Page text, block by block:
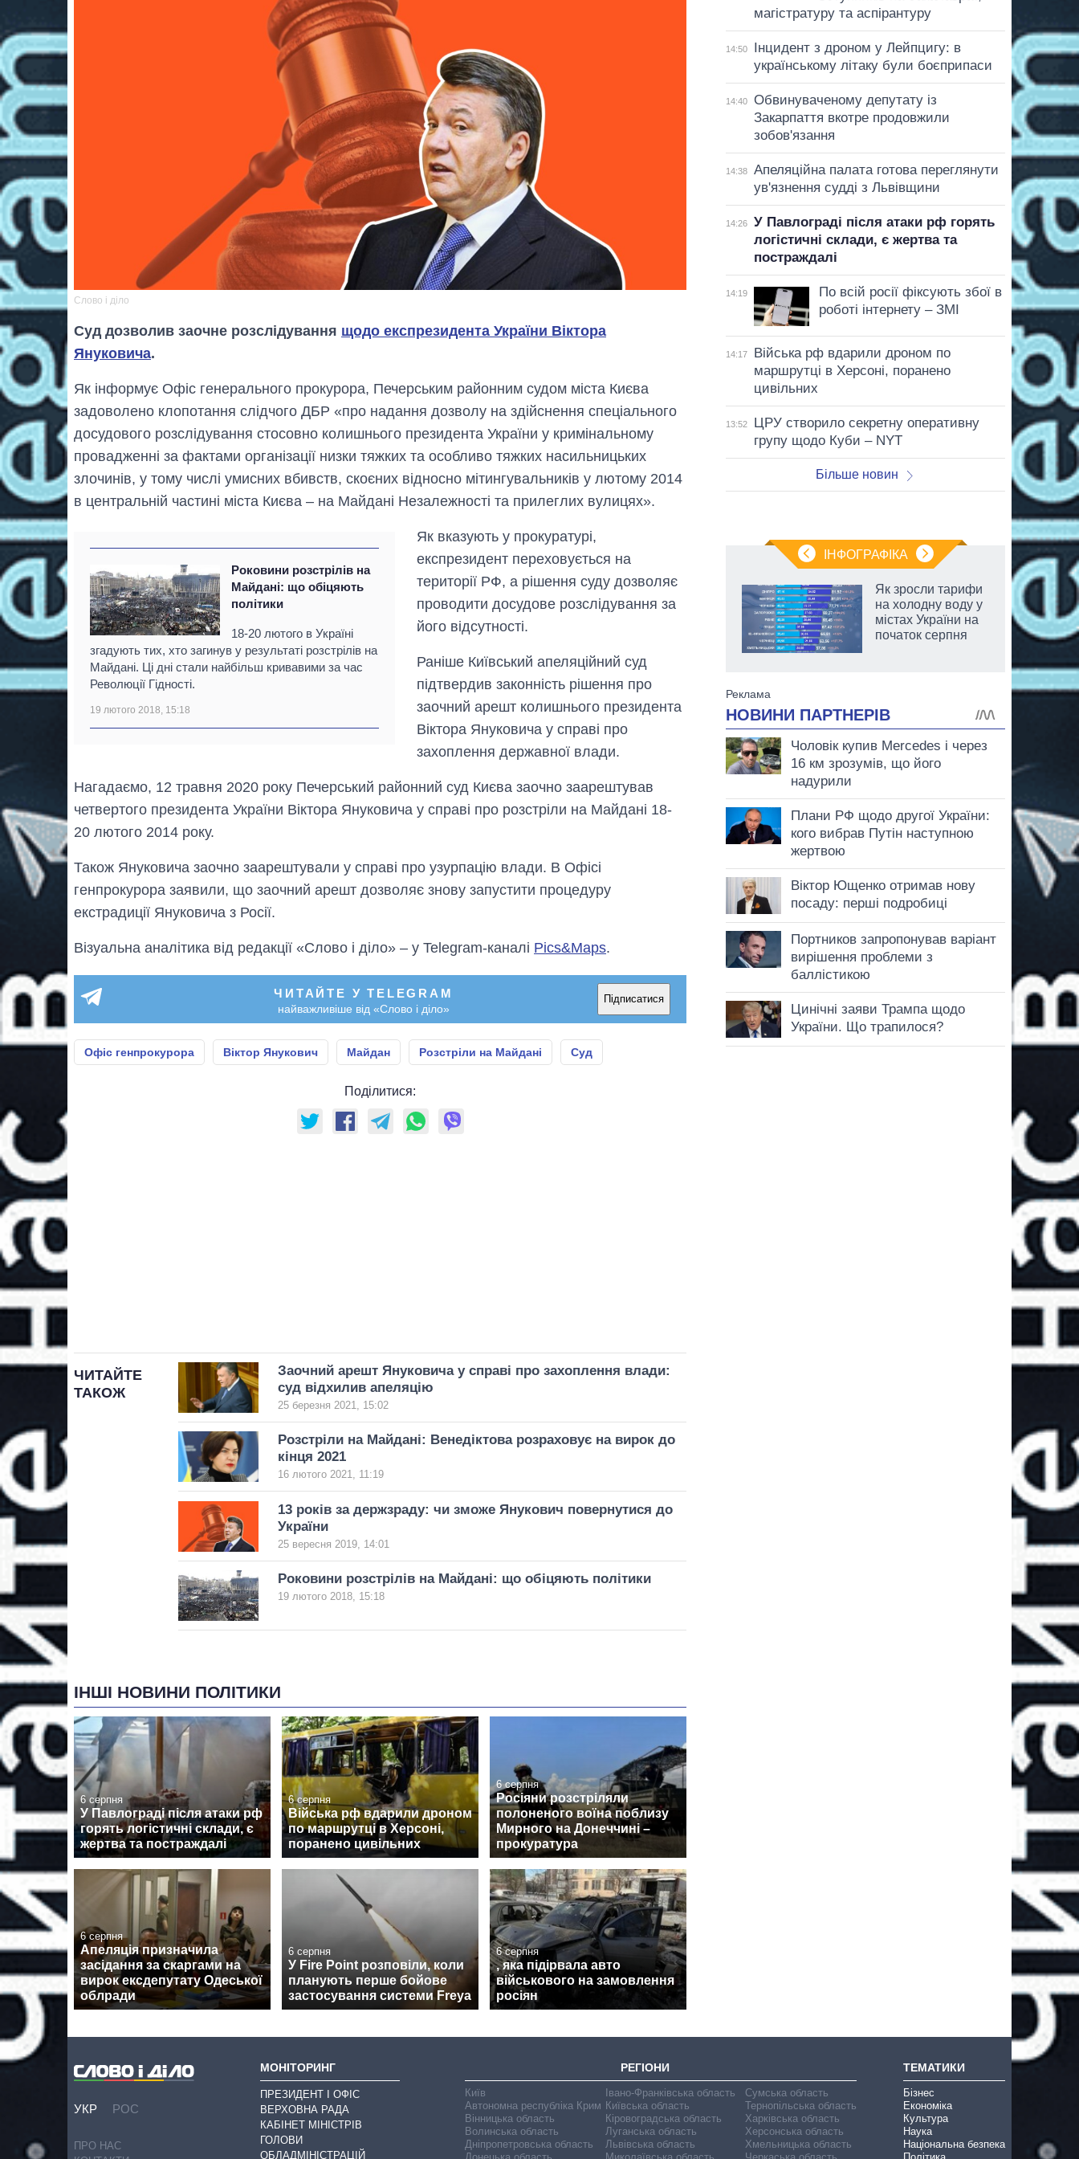
Слово і діло
Суд дозволив заочне розслідування щодо експрезидента України Віктора
Януковича.
Як інформує Офіс генерального прокурора, Печерським районним судом міста Києва
задоволено клопотання слідчого ДБР «про надання дозволу на здійснення спеціального
досудового розслідування стосовно колишнього президента України у кримінальному
провадженні за фактами організації низки тяжких та особливо тяжких насильницьких
злочинів, у тому числі умисних вбивств, скоєних відносно мітингувальників у лютому 2014
в центральній частині міста Києва – на Майдані Незалежності та прилеглих вулицях».
Роковини розстрілів на
Майдані: що обіцяють
політики
18-20 лютого в Україні
згадують тих, хто загинув у результаті розстрілів на
Майдані. Ці дні стали найбільш кривавими за час
Революції Гідності.
19 лютого 2018, 15:18
Як вказують у прокуратурі,
експрезидент переховується на
території РФ, а рішення суду дозволяє
проводити досудове розслідування за
його відсутності.
Раніше Київський апеляційний суд
підтвердив законність рішення про
заочний арешт колишнього президента
Віктора Януковича у справі про
захоплення державної влади.
Нагадаємо, 12 травня 2020 року Печерський районний суд Києва заочно заарештував
четвертого президента України Віктора Януковича у справі про розстріли на Майдані 18-
20 лютого 2014 року.
Також Януковича заочно заарештували у справі про узурпацію влади. В Офісі
генпрокурора заявили, що заочний арешт дозволяє знову запустити процедуру
екстрадиції Януковича з Росії.
Візуальна аналітика від редакції «Слово і діло» – у Telegram-каналі Pics&Maps.
ЧИТАЙТЕ У TELEGRAM
найважливіше від «Слово і діло»
Підписатися
Офіс генпрокурора Віктор Янукович Майдан Розстріли на Майдані Суд
Поділитися:
ЧИТАЙТЕ
ТАКОЖ
Заочний арешт Януковича у справі про захоплення влади:
суд відхилив апеляцію
25 березня 2021, 15:02
Розстріли на Майдані: Венедіктова розраховує на вирок до
кінця 2021
16 лютого 2021, 11:19
13 років за держзраду: чи зможе Янукович повернутися до
України
25 вересня 2019, 14:01
Роковини розстрілів на Майдані: що обіцяють політики
19 лютого 2018, 15:18
ІНШІ НОВИНИ ПОЛІТИКИ
6 серпня
У Павлограді після атаки рф
горять логістичні склади, є
жертва та постраждалі
6 серпня
Війська рф вдарили дроном
по маршрутці в Херсоні,
поранено цивільних
6 серпня
Росіяни розстріляли
полоненого воїна поблизу
Мирного на Донеччині –
прокуратура
6 серпня
Апеляція призначила
засідання за скаргами на
вирок ексдепутату Одеської
облради
6 серпня
У Fire Point розповіли, коли
планують перше бойове
застосування системи Freya
6 серпня
, яка підірвала авто
військового на замовлення
росіян
магістратуру та аспірантуру
14:50
Інцидент з дроном у Лейпцигу: в
українському літаку були боєприпаси
14:40
Обвинуваченому депутату із
Закарпаття вкотре продовжили
зобов'язання
14:38
Апеляційна палата готова переглянути
ув'язнення судді з Львівщини
14:26
У Павлограді після атаки рф горять
логістичні склади, є жертва та
постраждалі
14:19
По всій росії фіксують збої в
роботі інтернету – ЗМІ
14:17
Війська рф вдарили дроном по
маршрутці в Херсоні, поранено
цивільних
13:52
ЦРУ створило секретну оперативну
групу щодо Куби – NYT
Більше новин
ІНФОГРАФІКА
Експорт зброї:
скільки ракет,
незалежності
Як зросли тарифи
на холодну воду у
містах України на
початок серпня
УКР РОС
ПРО НАС
МОНІТОРИНГ
ПРЕЗИДЕНТ І ОФІС
ВЕРХОВНА РАДА
КАБІНЕТ МІНІСТРІВ
ГОЛОВИ
ОБЛАДМІНІСТРАЦІЙ
РЕГІОНИ
Київ
Автономна республіка Крим
Вінницька область
Волинська область
Дніпропетровська область
Івано-Франківська область
Київська область
Кіровоградська область
Луганська область
Львівська область
Сумська область
Тернопільська область
Харківська область
Херсонська область
Хмельницька область
ТЕМАТИКИ
Бізнес
Економіка
Культура
Наука
Національна безпека